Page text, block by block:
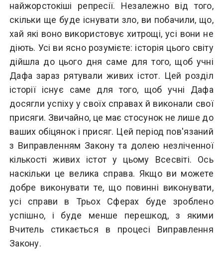
найжорстокіші репресії. Незалежно від того,
скільки ще буде існувати зло, ви побачили, що,
хай які воно використовує хитрощі, усі вони не
діють. Усі ви ясно розумієте: історія цього світу
дійшла до цього дня саме для того, щоб учні
Дафа зараз рятували живих істот. Цей розділ
історії існує саме для того, щоб учні Дафа
досягли успіху у своїх справах й виконали свої
присяги. Звичайно, це має стосунок не лише до
ваших обіцянок і присяг. Цей період пов'язаний
з Виправленням Закону та долею незліченної
кількості живих істот у цьому Всесвіті. Ось
наскільки це велика справа. Якщо ви можете
добре виконувати те, що повинні виконувати,
усі справи в Трьох Сферах буде зроблено
успішно, і буде менше перешкод, з якими
Вчитель стикається в процесі Виправлення
Закону.